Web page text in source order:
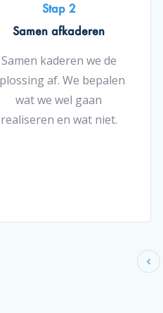
Stap 2
Samen afkaderen
Samen kaderen we de
af. We bepalen
wat we wel gaan
realiseren en wat niet.